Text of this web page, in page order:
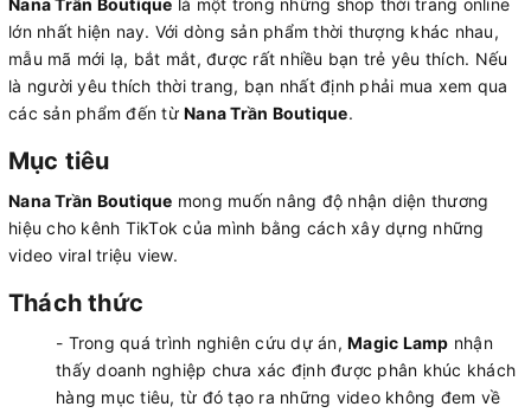
Nana Trần Boutique là một trong những shop thời trang online
lớn nhất hiện nay. Với dòng sản phẩm thời thượng khác nhau,
mẫu mã mới lạ, bắt mắt, được rất nhiều bạn trẻ yêu thích. Nếu
là người yêu thích thời trang, bạn nhất định phải mua xem qua
các sản phẩm đến từ Nana Trần Boutique.
Mục tiêu
Nana Trần Boutique mong muốn nâng độ nhận diện thương
hiệu cho kênh TikTok của mình bằng cách xây dựng những
video viral triệu view.
Thách thức
- Trong quá trình nghiên cứu dự án, Magic Lamp nhận
thấy doanh nghiệp chưa xác định được phân khúc khách
hàng mục tiêu, từ đó tạo ra những video không đem về